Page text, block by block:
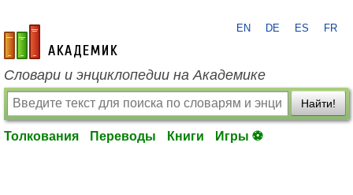
academic.ru
EN DE ES FR
Словари и энциклопедии на Академике
Найти!
Толкования Переводы Книги Игры ⚽